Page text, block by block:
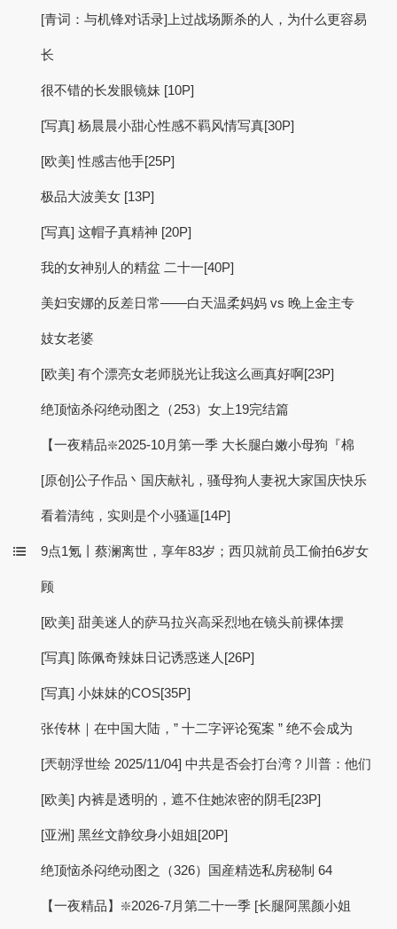
[青词：与机锋对话录]上过战场厮杀的人，为什么更容易
长
很不错的长发眼镜妹 [10P]
[写真] 杨晨晨小甜心性感不羁风情写真[30P]
[欧美] 性感吉他手[25P]
极品大波美女 [13P]
[写真] 这帽子真精神 [20P]
我的女神别人的精盆 二十一[40P]
美妇安娜的反差日常——白天温柔妈妈 vs 晚上金主专
妓女老婆
[欧美] 有个漂亮女老师脱光让我这么画真好啊[23P]
绝顶恼杀闷绝动图之（253）女上19完结篇
【一夜精品❇️2025-10月第一季 大长腿白嫩小母狗『棉
[原创]公子作品丶国庆献礼，骚母狗人妻祝大家国庆快乐
看着清纯，实则是个小骚逼[14P]
9点1氪丨蔡澜离世，享年83岁；西贝就前员工偷拍6岁女
顾
[欧美] 甜美迷人的萨马拉兴高采烈地在镜头前裸体摆
[写真] 陈佩奇辣妹日记诱惑迷人[26P]
[写真] 小妹妹的COS[35P]
张传林｜在中国大陆，” 十二字评论冤案 ” 绝不会成为
[兲朝浮世绘 2025/11/04] 中共是否会打台湾？川普：他们
[欧美] 内裤是透明的，遮不住她浓密的阴毛[23P]
[亚洲] 黑丝文静纹身小姐姐[20P]
绝顶恼杀闷绝动图之（326）国産精选私房秘制 64
【一夜精品】❇️2026-7月第二十一季 [长腿阿黑颜小姐